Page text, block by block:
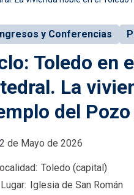
y Conferencias
Toledo en
La
del
de Mayo de 2026
Toledo (capital)
Lugar Iglesia de San Román